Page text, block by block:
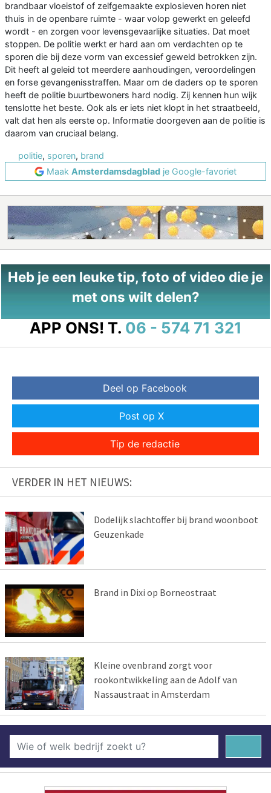
brandbaar vloeistof of zelfgemaakte explosieven horen niet
thuis in de openbare ruimte - waar volop gewerkt en geleefd
wordt - en zorgen voor levensgevaarlijke situaties. Dat moet
stoppen. De politie werkt er hard aan om verdachten op te
sporen die bij deze vorm van excessief geweld betrokken zijn.
Dit heeft al geleid tot meerdere aanhoudingen, veroordelingen
en forse gevangenisstraffen. Maar om de daders op te sporen
heeft de politie buurtbewoners hard nodig. Zij kennen hun wijk
tenslotte het beste. Ook als er iets niet klopt in het straatbeeld,
valt dat hen als eerste op. Informatie doorgeven aan de politie is
daarom van cruciaal belang.
politie, sporen, brand
Maak Amsterdamsdagblad je Google-favoriet
Heb je een leuke tip, foto of video die je
met ons wilt delen?
APP ONS! T. 06 - 574 71 321
Deel op Facebook
Post op X
Tip de redactie
VERDER IN HET NIEUWS:
Dodelijk slachtoffer bij brand woonboot
Geuzenkade
Brand in Dixi op Borneostraat
Kleine ovenbrand zorgt voor
rookontwikkeling aan de Adolf van
Nassaustraat in Amsterdam